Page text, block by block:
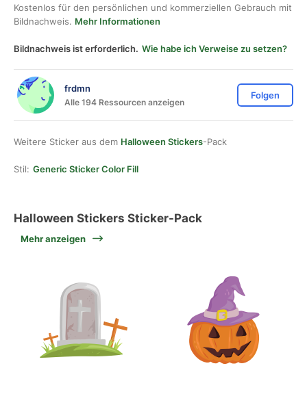
Kostenlos für den persönlichen und kommerziellen Gebrauch mit
Bildnachweis. Mehr Informationen
Bildnachweis ist erforderlich. Wie habe ich Verweise zu setzen?
frdmn
Alle 194 Ressourcen anzeigen
Folgen
Weitere Sticker aus dem Halloween Stickers-Pack
Stil: Generic Sticker Color Fill
Halloween Stickers Sticker-Pack
Mehr anzeigen